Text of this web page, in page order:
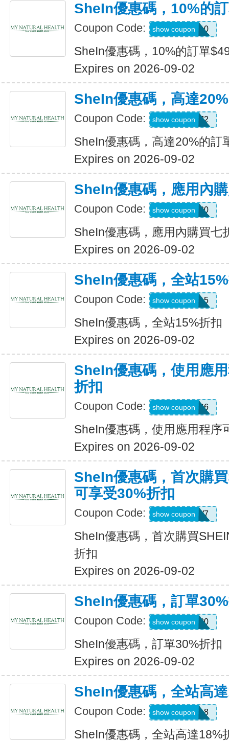
SheIn優惠碼，10%的
Coupon Code: 14DAY10
show coupon
SheIn優惠碼，10%的訂單
Expires on 2026-09-02
SheIn優惠碼，高達
Coupon Code: US24J2
show coupon
SheIn優惠碼，高達20%的訂
Expires on 2026-09-02
SheIn優惠碼，應用內
Coupon Code: APPOFF30
show coupon
SheIn優惠碼，應用內購買七
Expires on 2026-09-02
SheIn優惠碼，全站
Coupon Code: LOOMS15
show coupon
SheIn優惠碼，全站15%折扣
Expires on 2026-09-02
SheIn優惠碼，使用應
折扣
Coupon Code: 295KHS6
show coupon
SheIn優惠碼，使用應用程序
Expires on 2026-09-02
SheIn優惠碼，首次購
可享受30%折扣
Coupon Code: U3226W7
show coupon
SheIn優惠碼，首次購買
折扣
Expires on 2026-09-02
SheIn優惠碼，訂單
Coupon Code: newonly30
show coupon
SheIn優惠碼，訂單30%折扣
Expires on 2026-09-02
SheIn優惠碼，全站高
Coupon Code: MAY0B18
show coupon
SheIn優惠碼，全站高達18%